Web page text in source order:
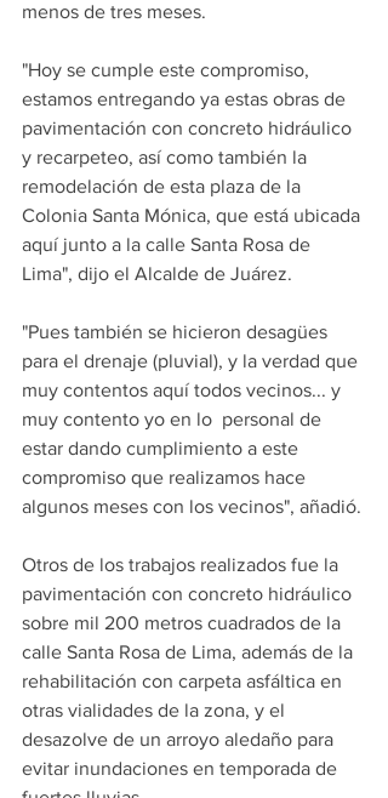
menos de tres meses.
"Hoy se cumple este compromiso,
estamos entregando ya estas obras de
pavimentación con concreto hidráulico
y recarpeteo, así como también la
remodelación de esta plaza de la
Colonia Santa Mónica, que está ubicada
aquí junto a la calle Santa Rosa de
Lima", dijo el Alcalde de Juárez.
"Pues también se hicieron desagües
para el drenaje (pluvial), y la verdad que
muy contentos aquí todos vecinos... y
muy contento yo en lo  personal de
estar dando cumplimiento a este
compromiso que realizamos hace
algunos meses con los vecinos", añadió.
Otros de los trabajos realizados fue la
pavimentación con concreto hidráulico
sobre mil 200 metros cuadrados de la
calle Santa Rosa de Lima, además de la
rehabilitación con carpeta asfáltica en
otras vialidades de la zona, y el
desazolve de un arroyo aledaño para
evitar inundaciones en temporada de